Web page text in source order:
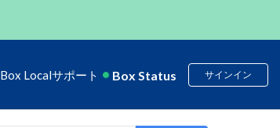
Box Localサポート Box Status サインイン